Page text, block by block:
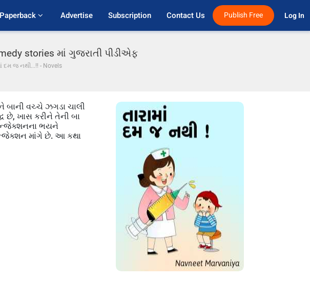
Paperback Advertise Subscription Contact Us Publish Free Log In
stories માં ગુજરાતી પીડીએફ
દમ જ નથી...!! - Novels
બાની વચ્ચે ઝગડા ચાલી
છે, ખાસ કરીને તેની બા
ઇન્જેક્શનના ભયને
માંગે છે. આ કથા